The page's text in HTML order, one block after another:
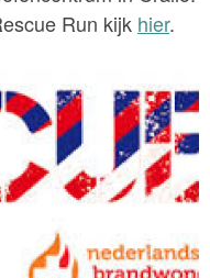
Run kijk hier.